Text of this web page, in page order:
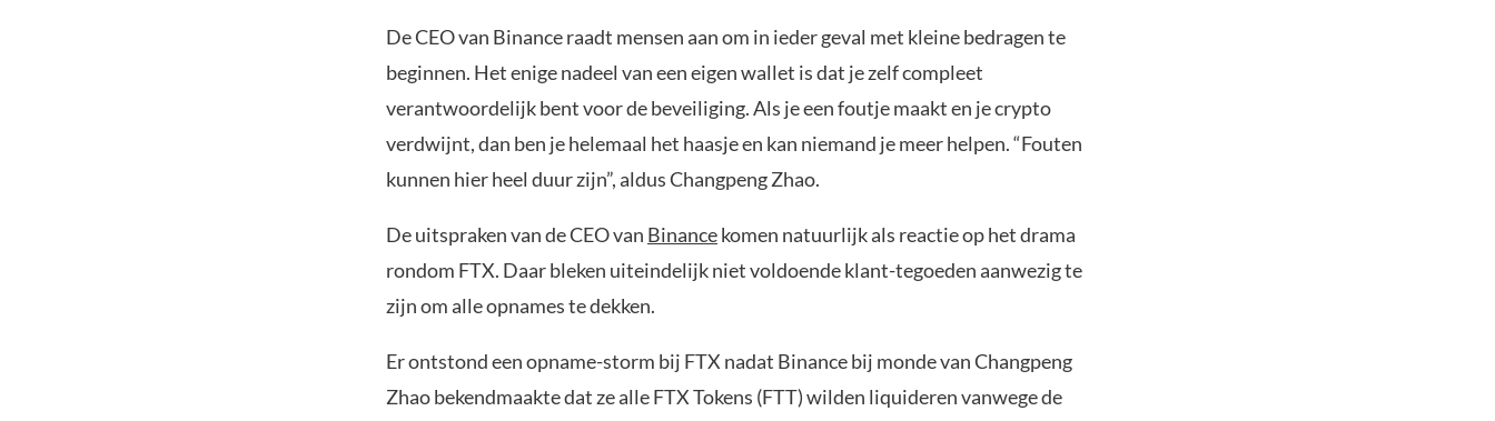
De CEO van Binance raadt mensen aan om in ieder geval met kleine bedragen te
beginnen. Het enige nadeel van een eigen wallet is dat je zelf compleet
verantwoordelijk bent voor de beveiliging. Als je een foutje maakt en je crypto
verdwijnt, dan ben je helemaal het haasje en kan niemand je meer helpen. “Fouten
kunnen hier heel duur zijn”, aldus Changpeng Zhao.
De uitspraken van de CEO van Binancekomen natuurlijk als reactie op het drama
rondom FTX. Daar bleken uiteindelijk niet voldoende klant-tegoeden aanwezig te
zijn om alle opnames te dekken.
Er ontstond een opname-storm bij FTX nadat Binance bij monde van Changpeng
Zhao bekendmaakte dat ze alle FTX Tokens (FTT) wilden liquideren vanwege de